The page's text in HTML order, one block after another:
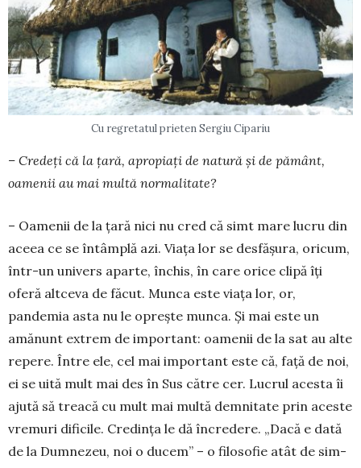
Cu regretatul prieten Sergiu Cipariu
– Credeți că la țară, apropiați de natură și de pământ,
oamenii au mai multă normalitate?
– Oamenii de la ţară nici nu cred că simt mare lucru din
aceea ce se întâmplă azi. Viaţa lor se desfăşura, oricum,
într-un univers aparte, închis, în care orice clipă îți
oferă altceva de făcut. Munca este viaţa lor, or,
pandemia asta nu le opreşte mun­ca. Şi mai este un
amănunt extrem de important: oamenii de la sat au alte
repere. Între ele, cel mai important este că, faţă de noi,
ei se uită mult mai des în Sus către cer. Lucrul acesta îi
ajută să treacă cu mult mai multă demnitate prin aceste
vremuri dificile. Credinţa le dă încredere. „Dacă e dată
de la Dumnezeu, noi o ducem” – o filosofie atât de sim­